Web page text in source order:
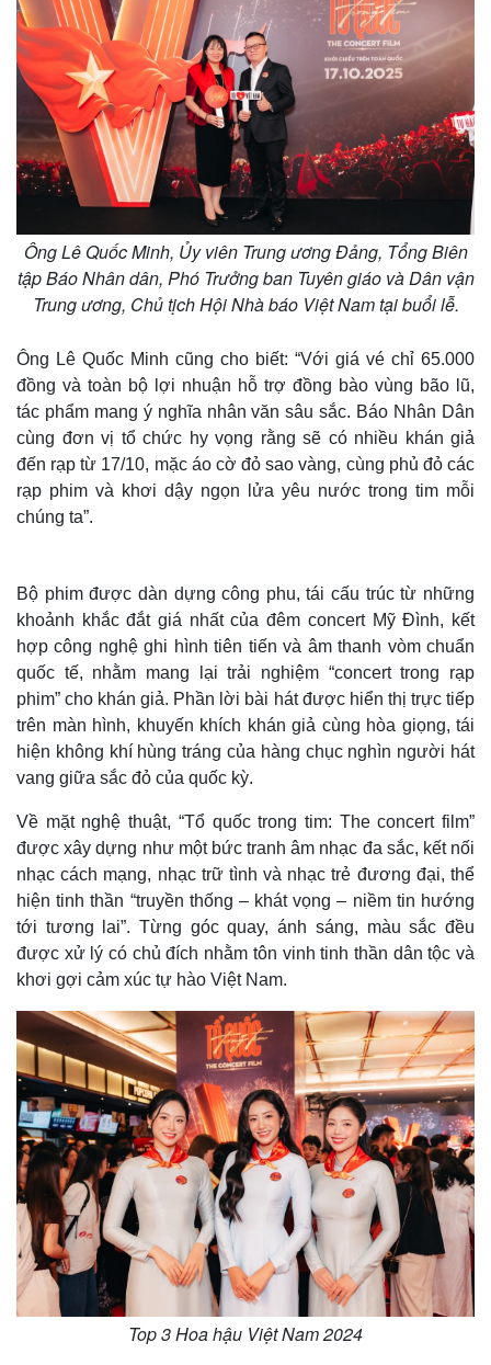
Thế giới
Quan sát
Hồ sơ
Multimedia
Video
E-Magazine
Infographic
Ông Lê Quốc Minh, Ủy viên Trung ương Đảng, Tổng Biên
tập Báo Nhân dân, Phó Trưởng ban Tuyên giáo và Dân vận
Trung ương, Chủ tịch Hội Nhà báo Việt Nam tại buổi lễ.
Ông Lê Quốc Minh cũng cho biết: “Với giá vé chỉ 65.000
đồng và toàn bộ lợi nhuận hỗ trợ đồng bào vùng bão lũ,
tác phẩm mang ý nghĩa nhân văn sâu sắc. Báo Nhân Dân
cùng đơn vị tổ chức hy vọng rằng sẽ có nhiều khán giả
đến rạp từ 17/10, mặc áo cờ đỏ sao vàng, cùng phủ đỏ các
rạp phim và khơi dậy ngọn lửa yêu nước trong tim mỗi
chúng ta”.
Bộ phim được dàn dựng công phu, tái cấu trúc từ những
khoảnh khắc đắt giá nhất của đêm concert Mỹ Đình, kết
hợp công nghệ ghi hình tiên tiến và âm thanh vòm chuẩn
quốc tế, nhằm mang lại trải nghiệm “concert trong rạp
phim” cho khán giả. Phần lời bài hát được hiển thị trực tiếp
trên màn hình, khuyến khích khán giả cùng hòa giọng, tái
hiện không khí hùng tráng của hàng chục nghìn người hát
vang giữa sắc đỏ của quốc kỳ.
Về mặt nghệ thuật, “Tổ quốc trong tim: The concert film”
được xây dựng như một bức tranh âm nhạc đa sắc, kết nối
nhạc cách mạng, nhạc trữ tình và nhạc trẻ đương đại, thể
hiện tinh thần “truyền thống – khát vọng – niềm tin hướng
tới tương lai”. Từng góc quay, ánh sáng, màu sắc đều
được xử lý có chủ đích nhằm tôn vinh tinh thần dân tộc và
khơi gợi cảm xúc tự hào Việt Nam.
Top 3 Hoa hậu Việt Nam 2024